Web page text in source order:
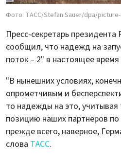
Фото: ТАСС/Stefan Sauer/dpa/
Пресс-секретарь
сообщил, что надежд на
поток – 2" в настоящее время
"В нынешних условиях,
опрометчивым и
то надежды на это,
позицию наших партнеров по
прежде всего, наверное,
слова ТАСС.